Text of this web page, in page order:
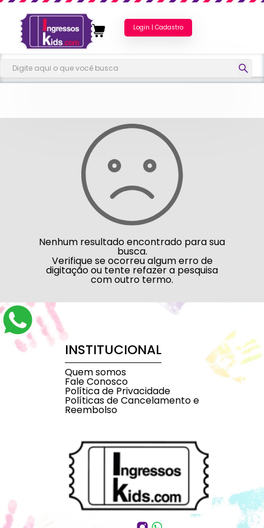
Login | Cadastro
Nenhum resultado encontrado para sua
busca.
Verifique se ocorreu algum erro de
digitação ou tente refazer a pesquisa
com outro termo.
INSTITUCIONAL
Quem somos
Fale Conosco
Política de Privacidade
Políticas de Cancelamento e
Reembolso